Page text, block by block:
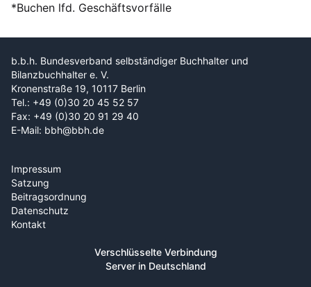
*Buchen lfd. Geschäftsvorfälle
b.b.h. Bundesverband selbständiger Buchhalter und
Bilanzbuchhalter e. V.
Kronenstraße 19, 10117 Berlin
Tel.: +49 (0)30 20 45 52 57
Fax: +49 (0)30 20 91 29 40
E-Mail: bbh@bbh.de
Impressum
Satzung
Beitragsordnung
Datenschutz
Kontakt
Verschlüsselte Verbindung
Server in Deutschland